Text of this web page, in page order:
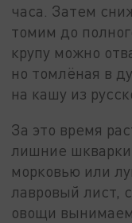
часа. Затем
томим до
крупу можно
но томлёная в
на кашу из
За это время
лишние
морковью или
лавровый лист,
овощи